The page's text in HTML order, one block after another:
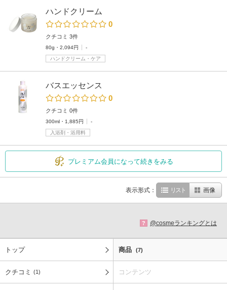
ハンドクリーム
0
クチコミ 3件
80g・2,094円
-
ハンドクリーム・ケア
バスエッセンス
0
クチコミ 0件
300ml・1,885円
-
入浴剤・浴用料
プレミアム会員になって続きをみる
表示形式： リスト 画像
? @cosmeランキングとは
トップ 商品 (7)
クチコミ (1) コンテンツ